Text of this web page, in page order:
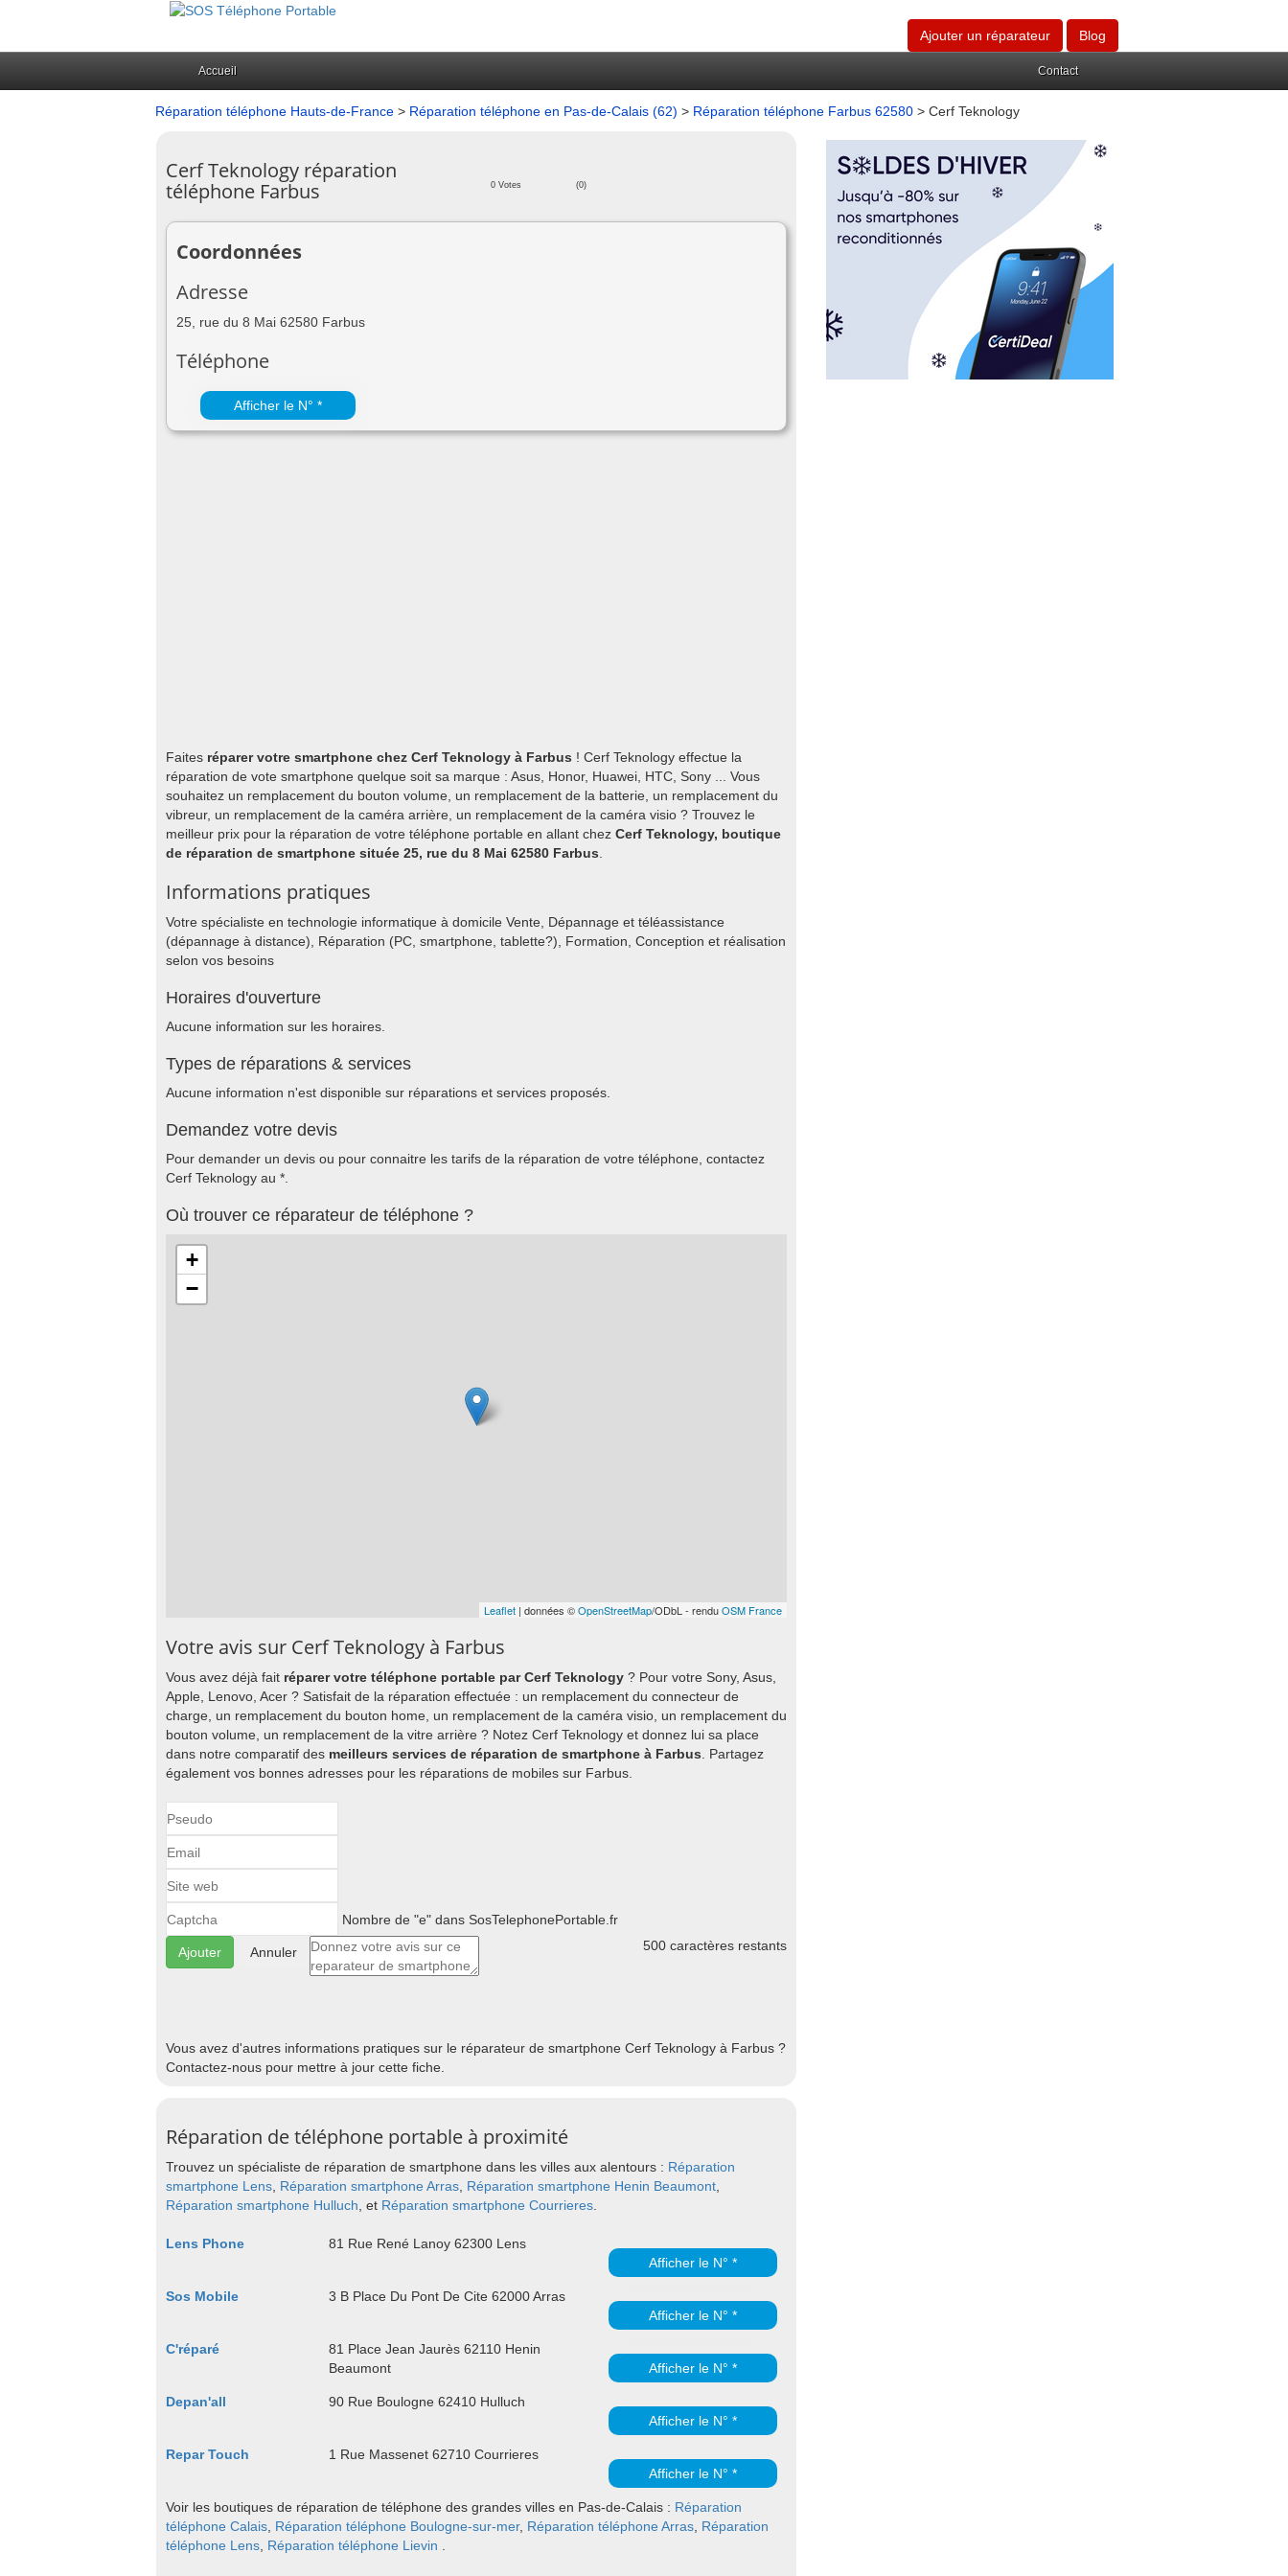
Ajouter un réparateur Blog
Accueil Contact
Réparation téléphone Hauts-de-France > Réparation téléphone en Pas-de-Calais (62) > Réparation téléphone Farbus 62580 > Cerf Teknology
Cerf Teknology réparation
téléphone Farbus
0 Votes (0)
Coordonnées
Adresse
25, rue du 8 Mai 62580 Farbus
Téléphone
Afficher le N° *
Faites réparer votre smartphone chez Cerf Teknology à Farbus ! Cerf Teknology effectue la
réparation de vote smartphone quelque soit sa marque : Asus, Honor, Huawei, HTC, Sony ... Vous
souhaitez un remplacement du bouton volume, un remplacement de la batterie, un remplacement du
vibreur, un remplacement de la caméra arrière, un remplacement de la caméra visio ? Trouvez le
meilleur prix pour la réparation de votre téléphone portable en allant chez Cerf Teknology, boutique
de réparation de smartphone située 25, rue du 8 Mai 62580 Farbus
Informations pratiques
Votre spécialiste en technologie informatique à domicile Vente, Dépannage et téléassistance
(dépannage à distance), Réparation (PC, smartphone, tablette?), Formation, Conception et réalisation
selon vos besoins
Horaires d'ouverture
Aucune information sur les horaires.
Types de réparations & services
Aucune information n'est disponible sur réparations et services proposés.
Demandez votre devis
Pour demander un devis ou pour connaitre les tarifs de la réparation de votre téléphone, contactez
Cerf Teknology au *.
Où trouver ce réparateur de téléphone ?
+
−
Leaflet | données ©OpenStreetMap/ODbL - renduOSM France
Votre avis sur Cerf Teknology à Farbus
Vous avez déjà fait réparer votre téléphone portable par Cerf Teknology ? Pour votre Sony, Asus,
Apple, Lenovo, Acer ? Satisfait de la réparation effectuée : un remplacement du connecteur de
charge, un remplacement du bouton home, un remplacement de la caméra visio, un remplacement du
bouton volume, un remplacement de la vitre arrière ? Notez Cerf Teknology et donnez lui sa place
dans notre comparatif des meilleurs services de réparation de smartphone à Farbus . Partagez
également vos bonnes adresses pour les réparations de mobiles sur Farbus.
Nombre de "e" dans SosTelephonePortable.fr
Annuler 500 caractères restants
Vous avez d'autres informations pratiques sur le réparateur de smartphone Cerf Teknology à Farbus ?
Contactez-nous pour mettre à jour cette fiche.
Réparation de téléphone portable à proximité
Trouvez un spécialiste de réparation de smartphone dans les villes aux alentours : Réparation
smartphone Lens Réparation smartphone Arras Réparation smartphone Henin Beaumont
Réparation smartphone Hulluch , et Réparation smartphone Courrieres
Lens Phone
81 Rue René Lanoy 62300 Lens
Afficher le N° *
Sos Mobile
3 B Place Du Pont De Cite 62000 Arras
Afficher le N° *
C'réparé
81 Place Jean Jaurès 62110 Henin
Beaumont
Afficher le N° *
Depan'all
90 Rue Boulogne 62410 Hulluch
Afficher le N° *
Repar Touch
1 Rue Massenet 62710 Courrieres
Afficher le N° *
Voir les boutiques de réparation de téléphone des grandes villes en Pas-de-Calais : Réparation
téléphone Calais Réparation téléphone Boulogne-sur-mer, Réparation téléphone Arras Réparation
téléphone Lens Réparation téléphone Lievin